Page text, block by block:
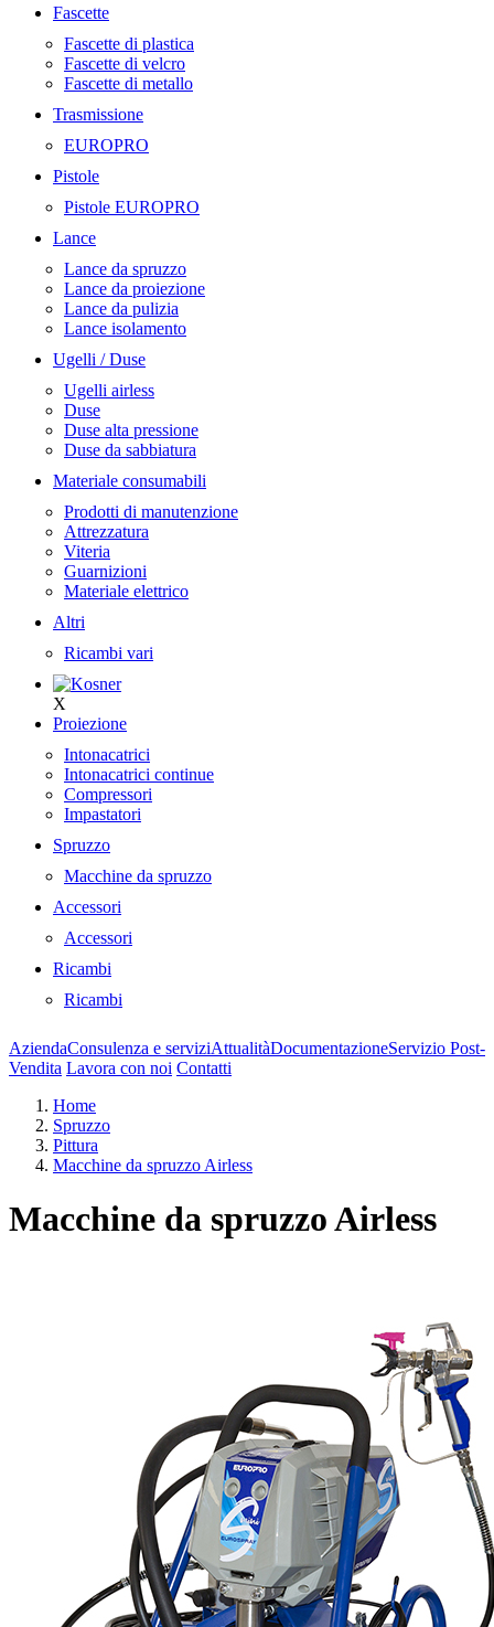
Fascette
Fascette di plastica
Fascette di velcro
Fascette di metallo
Trasmissione
EUROPRO
Pistole
Pistole EUROPRO
Lance
Lance da spruzzo
Lance da proiezione
Lance da pulizia
Lance isolamento
Ugelli / Duse
Ugelli airless
Duse
Duse alta pressione
Duse da sabbiatura
Materiale consumabili
Prodotti di manutenzione
Attrezzatura
Viteria
Guarnizioni
Materiale elettrico
Altri
Ricambi vari
X
Proiezione
Intonacatrici
Intonacatrici continue
Compressori
Impastatori
Spruzzo
Macchine da spruzzo
Accessori
Accessori
Ricambi
Ricambi
AziendaConsulenza e serviziAttualitàDocumentazioneServizio Post-
Vendita Lavora con noi Contatti
Home
Spruzzo
Pittura
Macchine da spruzzo Airless
Macchine da spruzzo Airless